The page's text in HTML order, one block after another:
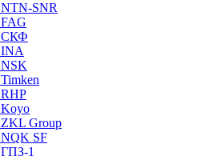
NTN-SNR
FAG
СКФ
INA
NSK
Timken
RHP
Koyo
ZKL Group
NQK SF
ГПЗ-1